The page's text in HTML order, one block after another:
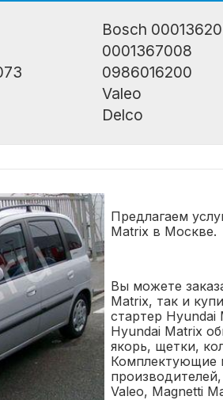
Bosch
0001367008
0986016200
Valeo
Delco
Предлагаем
Matrix в Москве.
Вы можете
Matrix, так и
стартер
Hyundai Matrix
якорь, щетки,
Комплектующие
Valeo, Magnetti